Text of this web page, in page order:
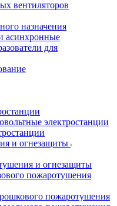
вентиляторов
назначения
асинхронные
для
электростанции
и огнезащиты
и огнезащиты
пожаротушения
пожаротушения